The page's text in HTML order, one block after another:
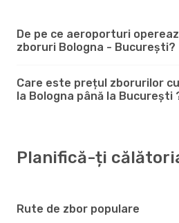
De pe ce aeroporturi
zboruri Bologna - București?
Care este prețul zborurilor
la Bologna până la București
Planifică-ți
Rute de zbor populare